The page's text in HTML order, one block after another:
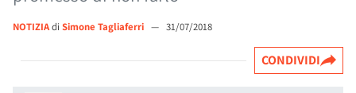
NOTIZIAdi Simone Tagliaferri — 31/07/2018
CONDIVIDI